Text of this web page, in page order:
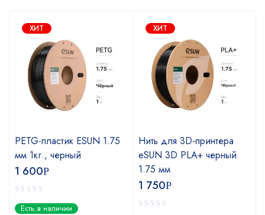
ХИТ
PETG-пластик ESUN 1.75
мм 1кг., черный
1 600Р
Есть в наличии
ХИТ
Нить для 3D-принтера
eSUN 3D PLA+ черный
1.75 мм
1 750Р